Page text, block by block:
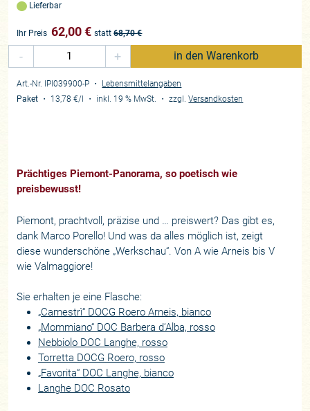
Lieferbar
Ihr Preis 62,00€ statt 68,70€
- + in den Warenkorb
Art.-Nr. IPI039900-P ・ Lebensmittelangaben
Paket ・ 13,78 €/l ・ inkl. 19 % MwSt. ・zzgl.Versandkosten
Prächtiges Piemont-Panorama, so poetisch wie
preisbewusst!
Piemont, prachtvoll, präzise und … preiswert? Das gibt es,
dank Marco Porello! Und was da alles möglich ist, zeigt
diese wunderschöne „Werkschau“. Von A wie Arneis bis V
wie Valmaggiore!
Sie erhalten je eine Flasche:
„Camestrì“ DOCG Roero Arneis, bianco
„Mommiano“ DOC Barbera d’Alba, rosso
Nebbiolo DOC Langhe, rosso
Torretta DOCG Roero, rosso
„Favorita“ DOC Langhe, bianco
Langhe DOC Rosato